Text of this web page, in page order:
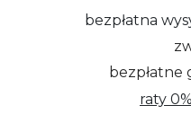
bezpłatna
bezpłatne
raty